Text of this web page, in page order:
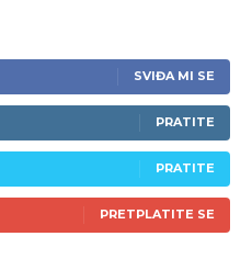
SVIĐA MI SE
PRATITE
PRATITE
PRETPLATITE SE